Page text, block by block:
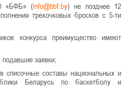
«БФБ» (
) не позднее 12
трехочковых бросков с 5-ти
конкурса преимущество имеют
заявки;
списочные составы национальных и
Беларусь по баскетболу и